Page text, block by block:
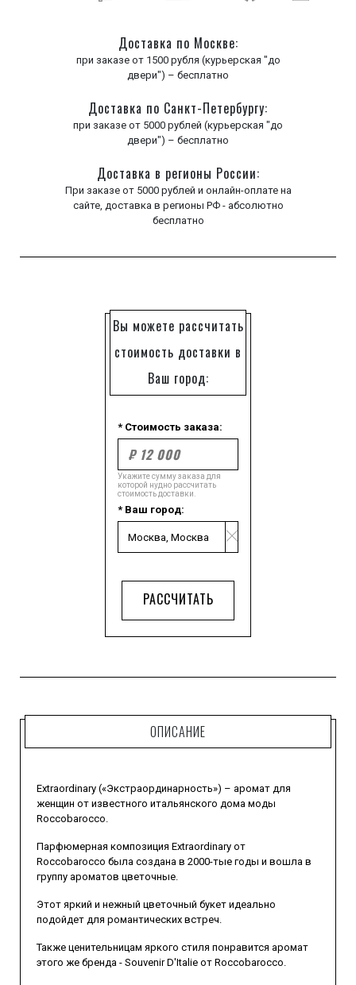
Доставка по Москве:
при заказе от 1500 рубля (курьерская "до
двери") – бесплатно
Доставка по Санкт-Петербургу:
при заказе от 5000 рублей (курьерская "до
двери") – бесплатно
Доставка в регионы России:
При заказе от 5000 рублей и онлайн-оплате на
сайте, доставка в регионы РФ - абсолютно
бесплатно
Вы можете рассчитать
стоимость доставки в
Ваш город:
* Стоимость заказа:
Укажите сумму заказа для
которой нудно рассчитать
стоимость доставки.
* Ваш город:
РАССЧИТАТЬ
ОПИСАНИЕ
Extraordinary («Экстраординарность») – аромат для
женщин от известного итальянского дома моды
Roccobarocco.
Парфюмерная композиция Extraordinary от
Roccobarocco была создана в 2000-тые годы и вошла в
группу ароматов цветочные.
Этот яркий и нежный цветочный букет идеально
подойдет для романтических встреч.
Также ценительницам яркого стиля понравится аромат
этого же бренда - Souvenir D'Italie от Roccobarocco.